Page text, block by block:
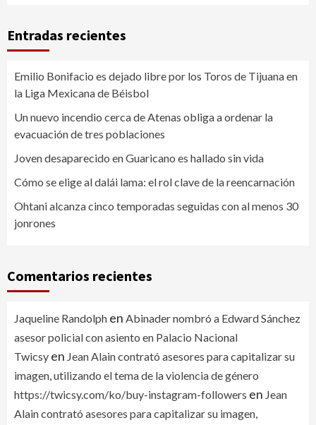
Entradas recientes
Emilio Bonifacio es dejado libre por los Toros de Tijuana en
la Liga Mexicana de Béisbol
Un nuevo incendio cerca de Atenas obliga a ordenar la
evacuación de tres poblaciones
Joven desaparecido en Guaricano es hallado sin vida
Cómo se elige al dalái lama: el rol clave de la reencarnación
Ohtani alcanza cinco temporadas seguidas con al menos 30
jonrones
Comentarios recientes
Jaqueline Randolph en Abinader nombró a Edward Sánchez
asesor policial con asiento en Palacio Nacional
Twicsy en Jean Alain contrató asesores para capitalizar su
imagen, utilizando el tema de la violencia de género
https://twicsy.com/ko/buy-instagram-followers en Jean
Alain contrató asesores para capitalizar su imagen,